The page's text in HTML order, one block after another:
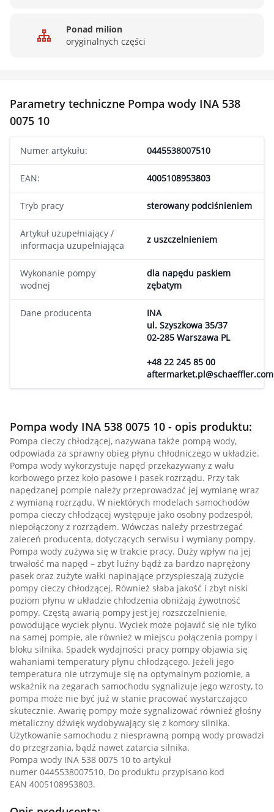
Ponad milion
oryginalnych części
Parametry techniczne Pompa wody INA 538
0075 10
Numer artykułu: 0445538007510
EAN: 4005108953803
Tryb pracy sterowany podciśnieniem
Artykuł uzupełniający /
informacja uzupełniająca
z uszczelnieniem
Wykonanie pompy
wodnej
dla napędu paskiem
zębatym
Dane producenta
INA
ul. Szyszkowa 35/37
02-285 Warszawa PL
+48 22 245 85 00
aftermarket.pl@schaeffler.com
Pompa wody INA 538 0075 10 - opis produktu:
Pompa cieczy chłodzącej, nazywana także pompą wody,
odpowiada za sprawny obieg płynu chłodniczego w układzie.
Pompa wody wykorzystuje napęd przekazywany z wału
korbowego przez koło pasowe i pasek rozrządu. Przy tak
napędzanej pompie należy przeprowadzać jej wymianę wraz
z wymianą rozrządu. W niektórych modelach samochodów
pompa cieczy chłodzącej występuje jako osobny podzespół,
niepołączony z rozrządem. Wówczas należy przestrzegać
zaleceń producenta, dotyczących serwisu i wymiany pompy.
Pompa wody zużywa się w trakcie pracy. Duży wpływ na jej
trwałość ma napęd – zbyt luźny bądź za bardzo naprężony
pasek oraz zużyte wałki napinające przyspieszają zużycie
pompy cieczy chłodzącej. Również słaba jakość i zbyt niski
poziom płynu w układzie chłodzenia obniżają żywotność
pompy. Częstą awarią pompy jest jej rozszczelnienie,
powodujące wyciek płynu. Wyciek może pojawić się nie tylko
na samej pompie, ale również w miejscu połączenia pompy i
bloku silnika. Spadek wydajności pracy pompy objawia się
wahaniami temperatury płynu chłodzącego. Jeżeli jego
temperatura nie utrzymuje się na optymalnym poziomie, a
wskaźnik na zegarach samochodu sygnalizuje jego wzrosty, to
pompa może nie być już w stanie pracować wystarczająco
skutecznie. Awarię pompy może sygnalizować również głośny
metaliczny dźwięk wydobywający się z komory silnika.
Użytkowanie samochodu z niesprawną pompą wody prowadzi
do przegrzania, bądź nawet zatarcia silnika.
Pompa wody INA 538 0075 10 to artykuł
numer 0445538007510. Do produktu przypisano kod
EAN 4005108953803.